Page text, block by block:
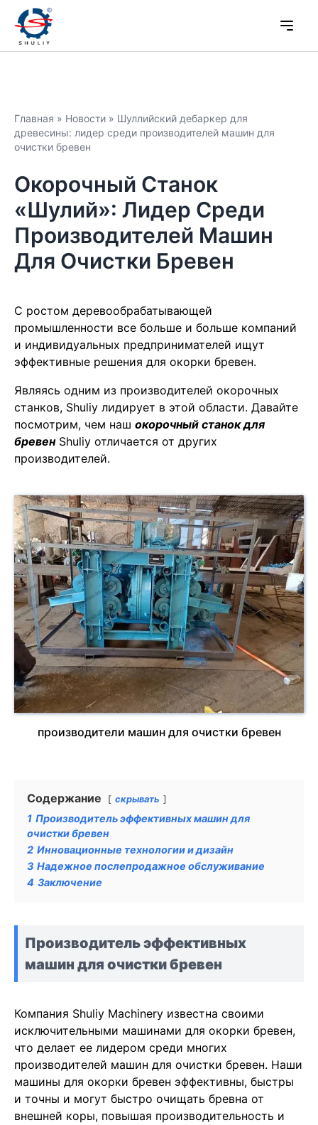
Главная » Новости » Шуллийский дебаркер для
древесины: лидер среди производителей машин для
очистки бревен
Окорочный Станок
«Шулий»: Лидер Среди
Производителей Машин
Для Очистки Бревен
С ростом деревообрабатывающей
промышленности все больше и больше компаний
и индивидуальных предпринимателей ищут
эффективные решения для окорки бревен.
Являясь одним из производителей окорочных
станков, Shuliy лидирует в этой области. Давайте
посмотрим, чем наш окорочный станок для
бревенShuliy отличается от других
производителей.
производители машин для очистки бревен
Содержание скрывать
1 Производитель эффективных машин для
очистки бревен
2 Инновационные технологии и дизайн
3 Надежное послепродажное обслуживание
4 Заключение
Производитель эффективных
машин для очистки бревен
Компания Shuliy Machinery известна своими
исключительными машинами для окорки бревен,
что делает ее лидером среди многих
производителей машин для очистки бревен. Наши
машины для окорки бревен эффективны, быстры
и точны и могут быстро очищать бревна от
внешней коры, повышая производительность и